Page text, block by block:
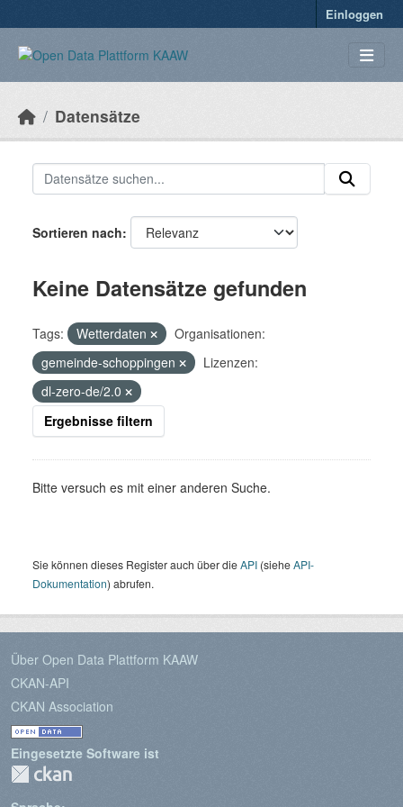
Einloggen
Datensätze
Sortieren nach
Keine Datensätze gefunden
Tags: Wetterdaten
Organisationen:
gemeinde-schoppingen
Lizenzen:
dl-zero-de/2.0
Ergebnisse filtern
Bitte versuch es mit einer anderen Suche.
Sie können dieses Register auch über dieAPI (sieheAPI-
Dokumentation) abrufen.
Über Open Data Plattform KAAW
CKAN-API
CKAN Association
Eingesetzte Software ist